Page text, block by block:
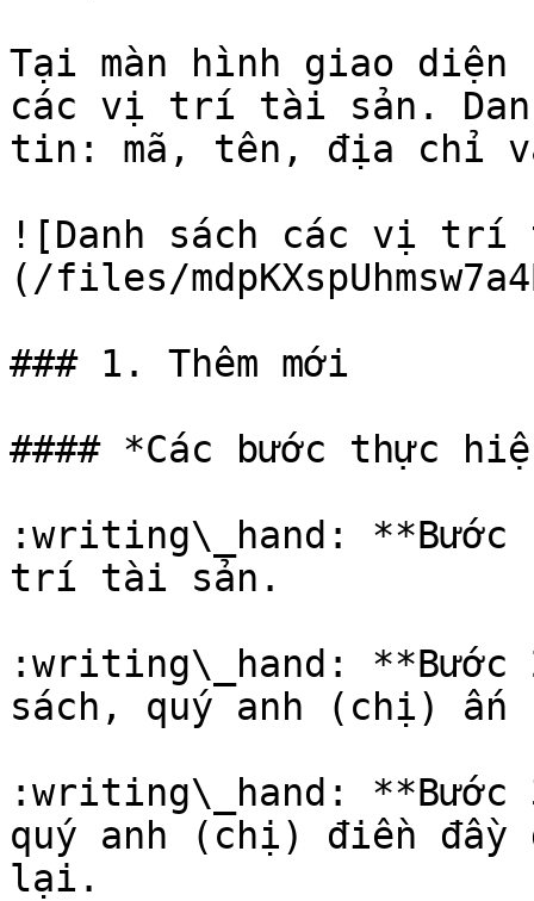
Tại màn hình giao diện
các vị trí tài sản. Danh
tin: mã, tên, địa chỉ
![Danh sách các vị
(/files/
### 1. Thêm mới
#### *Các bước thực
:writing\_hand: **Bước
trí tài sản.
:writing\_hand:
sách, quý anh (chị) ấn
:writing\_hand: **Bước
quý anh (chị) điền đầy
lại.